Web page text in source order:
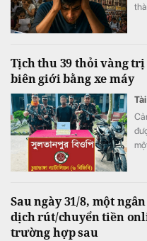
Tịch thu 39 thỏi vàng
biên giới bằng xe máy
Sau ngày 31/8, một
dịch rút/chuyển tiền
trường hợp sau